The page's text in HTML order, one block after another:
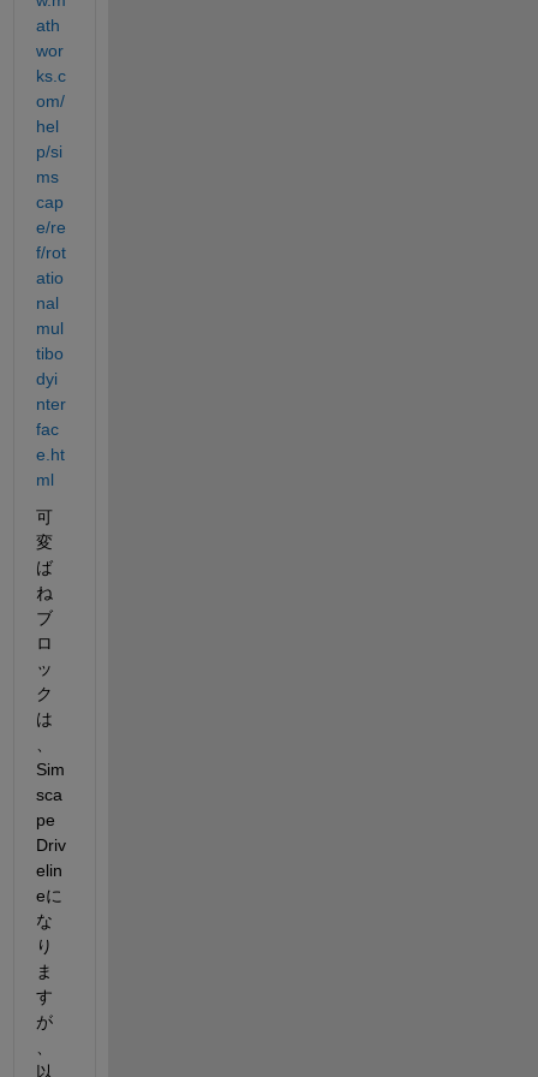
ath
wor
ks.c
om/
hel
p/si
ms
cap
e/re
f/rot
atio
nal
mul
tibo
dyi
nter
fac
e.ht
ml
可
変
ば
ね
ブ
ロ
ッ
ク
は
Sim
sca
pe
Driv
elin
eに
な
り
ま
す
が
以